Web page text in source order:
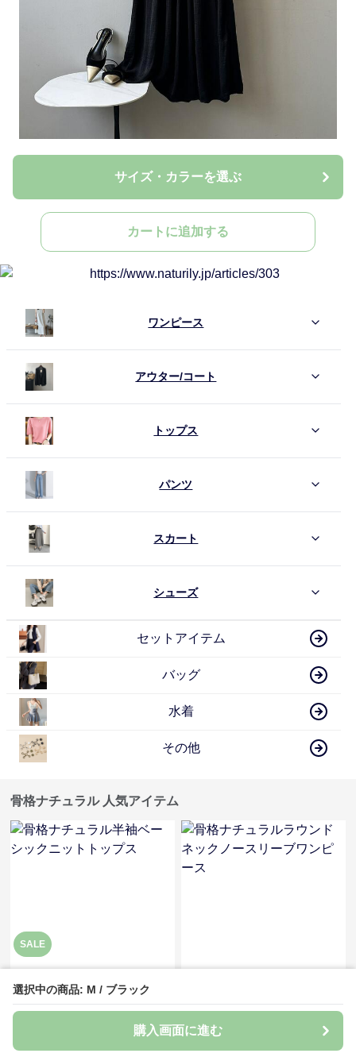
選択中の商品: M / ブラック
購入画面に進む
サイズ・カラーを選ぶ
カートに追加する
ワンピース
アウター/コート
トップス
パンツ
スカート
シューズ
セットアイテム
バッグ
水着
その他
骨格ナチュラル 人気アイテム
SALE
骨格ナチュラル半袖ベーシック
ニットトップス
全9 色
ノースリーブワンピース